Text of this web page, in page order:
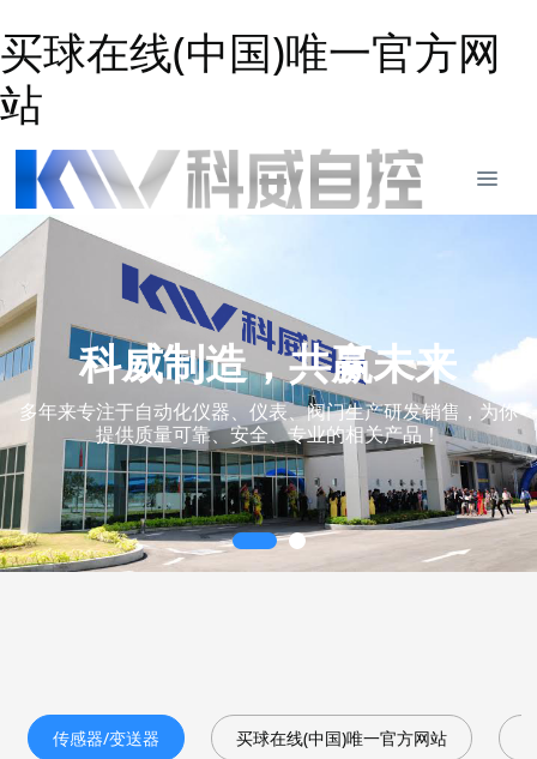
买球在线(中国)唯一官方网
站
科威制造，共赢未来
多年来专注于自动化仪器、仪表、阀门生产研发销售，为你
提供质量可靠、安全、专业的相关产品！
传感器/变送器 买球在线(中国)唯一官方网站